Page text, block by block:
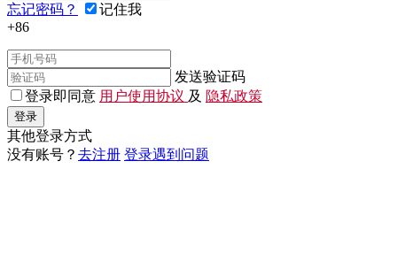
忘记密码？
记住我
+86
发送验证码
登录即同意 用户使用协议 及 隐私政策
登录
其他登录方式
没有账号？ 去注册 登录遇到问题